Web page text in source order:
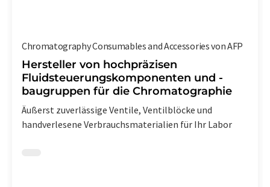
Chromatography Consumables and Accessories von AFP
Hersteller von hochpräzisen
Fluidsteuerungskomponenten und -
baugruppen für die Chromatographie
Äußerst zuverlässige Ventile, Ventilblöcke und
handverlesene Verbrauchsmaterialien für Ihr Labor